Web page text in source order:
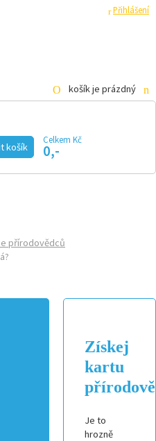
Přihlášení
košík je prázdný
košík
Celkem Kč
0,-
přírodovědců
Získej
kartu
Je to
hrozně